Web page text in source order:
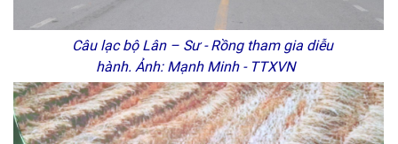
Câu lạc bộ Lân – Sư - Rồng tham gia diễu
hành. Ảnh: Mạnh Minh - TTXVN